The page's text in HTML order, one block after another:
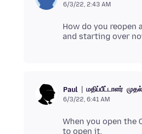
6/3/22, 2:43 AM
How do you reopen
Paul மதிப்பீட்டாளர்
6/3/22, 6:41 AM
When you open the